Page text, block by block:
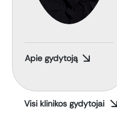
Apie gydytoją
Visi klinikos gydytojai